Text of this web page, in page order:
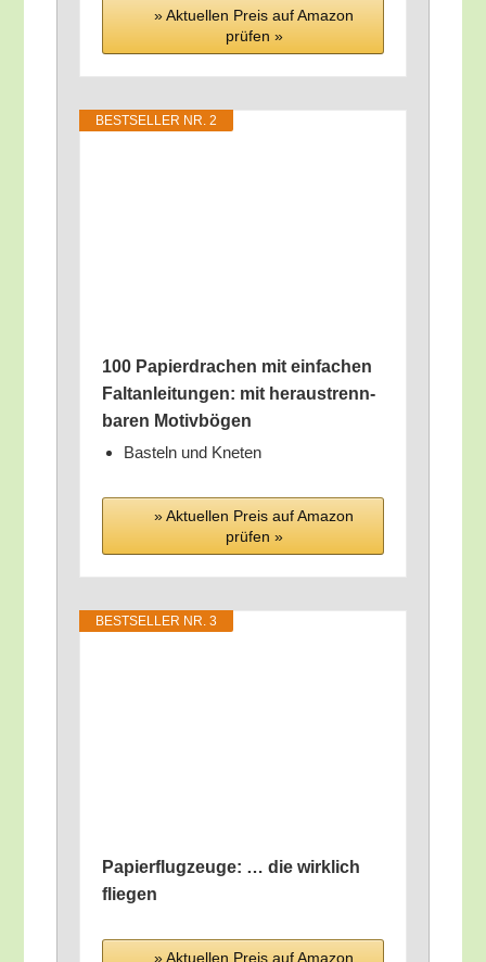
» Aktu­el­len Preis auf Ama­zon
prü­fen »
BEST­SEL­LER NR. 2
100 Papier­dra­chen mit ein­fa­chen
Falt­an­lei­tun­gen: mit her­aus­trenn­
ba­ren Motivbögen
Bas­teln und Kneten
» Aktu­el­len Preis auf Ama­zon
prü­fen »
BEST­SEL­LER NR. 3
Papier­flug­zeu­ge: … die wirk­lich
fliegen
» Aktu­el­len Preis auf Ama­zon